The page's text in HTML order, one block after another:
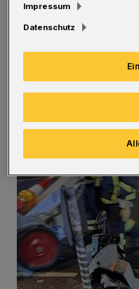
Der 52-jährige
Peugeot-Roller auf
Richtung
er aus bislang
Impressum
Datenschutz